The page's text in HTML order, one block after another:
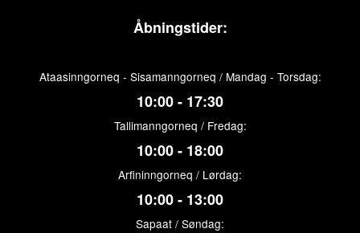
Åbningstider:
Ataasinngorneq - Sisamanngorneq / Mandag - Torsdag:
10:00 - 17:30
Tallimanngorneq / Fredag:
10:00 - 18:00
Arfininngorneq / Lørdag:
10:00 - 13:00
Sapaat / Søndag: